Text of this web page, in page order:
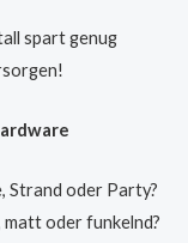
spart genug
Strand oder Party?
matt oder funkelnd?